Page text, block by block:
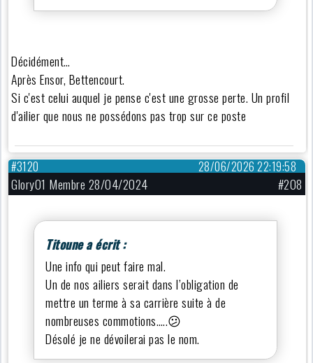
Décidément…
Après Ensor, Bettencourt.
Si c'est celui auquel je pense c'est une grosse perte. Un profil
d'ailier que nous ne possédons pas trop sur ce poste
28/06/2026 22:19:58
#3120
Glory01 Membre 28/04/2024 #208
Titoune a écrit :
Une info qui peut faire mal.
Un de nos ailiers serait dans l’obligation de
mettre un terme à sa carrière suite à de
nombreuses commotions…..😕
Désolé je ne dévoilerai pas le nom.